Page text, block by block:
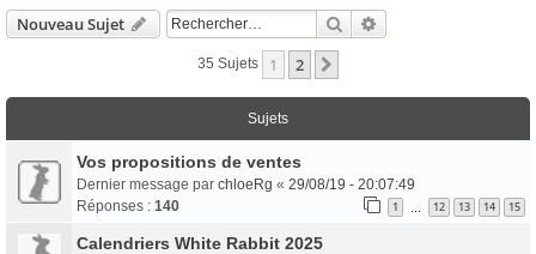
Nouveau Sujet Rechercher
35 Sujets 1 2
Sujets
Vos propositions de ventes
Dernier message par chloeRg « 29/08/19 - 20:07:49
Réponses : 140 1 12 13 14 15
Calendriers White Rabbit 2025